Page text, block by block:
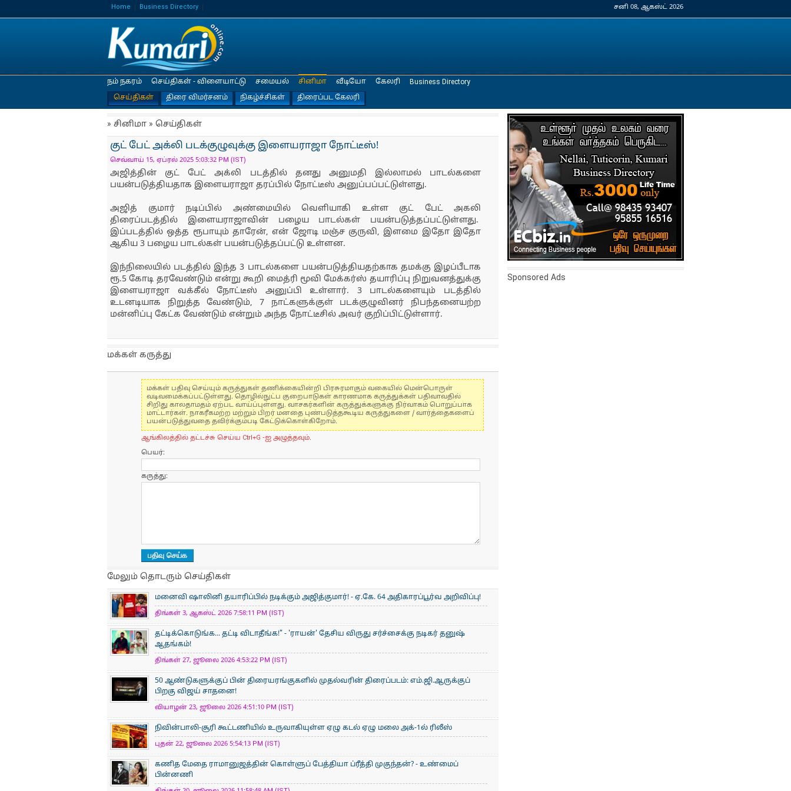
Home Business Directory சனி 08, ஆகஸ்ட் 2026
நம் நகரம் செய்திகள் - விளையாட்டு சமையல்
சினிமா
செய்திகள்
திரை விமர்சனம் நிகழ்ச்சிகள் திரைப்பட கேலரி
வீடியோ கேலரி Business Directory
» சினிமா » செய்திகள்
குட் பேட் அக்லி படக்குழுவுக்கு இளையராஜா நோட்டீஸ்!
செவ்வாய் 15, ஏப்ரல் 2025 5:03:32 PM (IST)
அஜித்தின் குட் பேட் அக்லி படத்தில் தனது அனுமதி இல்லாமல் பாடல்களை
பயன்படுத்தியதாக இளையராஜா தரப்பில் நோட்டீஸ் அனுப்பப்பட்டுள்ளது.
அஜித் குமார் நடிப்பில் அண்மையில் வெளியாகி உள்ள குட் பேட் அகலி
திரைப்படத்தில் இளையராஜாவின் பழைய பாடல்கள் பயன்படுத்தப்பட்டுள்ளது.
இப்படத்தில் ஒத்த ரூபாயும் தாரேன், என் ஜோடி மஞ்ச குருவி, இளமை இதோ இதோ
ஆகிய 3 பழைய பாடல்கள் பயன்படுத்தப்பட்டு உள்ளன.
இந்நிலையில் படத்தில் இந்த 3 பாடல்களை பயன்படுத்தியதற்காக தமக்கு இழப்பீடாக
ரூ.5 கோடி தரவேண்டும் என்று கூறி மைத்ரி மூவி மேக்கர்ஸ் தயாரிப்பு நிறுவனத்துக்கு
இளையராஜா வக்கீல் நோட்டீஸ் அனுப்பி உள்ளார். 3 பாடல்களையும் படத்தில்
உடனடியாக நிறுத்த வேண்டும், 7 நாட்களுக்குள் படக்குழுவினர் நிபந்தனையற்ற
மன்னிப்பு கேட்க வேண்டும் என்றும் அந்த நோட்டீசில் அவர் குறிப்பிட்டுள்ளார்.
மக்கள் கருத்து
மக்கள் பதிவு செய்யும் கருத்துகள் தணிக்கையின்றி பிரசுரமாகும் வகையில் மென்பொருள்
வடிவமைக்கப்பட்டுள்ளது. தொழில்நுட்ப குறைபாடுகள் காரணமாக கருத்துக்கள் பதிவாவதில்
சிறிது காலதாமதம் ஏற்பட வாய்ப்புள்ளது. வாசகர்களின் கருத்துக்களுக்கு நிர்வாகம் பொறுப்பாக
மாட்டார்கள். நாகரீகமற்ற மற்றும் பிறர் மனதை புண்படுத்தகூடிய கருத்துகளை / வார்த்தைகளைப்
பயன்படுத்துவதை தவிர்க்கும்படி கேட்டுக்கொள்கிறோம்.
ஆங்கிலத்தில் தட்டச்சு செய்ய Ctrl+G -ஐ அழுத்தவும்.
பெயர்:
கருத்து:
மேலும் தொடரும் செய்திகள்
மனைவி ஷாலினி தயாரிப்பில் நடிக்கும் அஜித்குமார்! - ஏ.கே. 64 அதிகாரப்பூர்வ அறிவிப்பு!
திங்கள் 3, ஆகஸ்ட் 2026 7:58:11 PM (IST)
தட்டிக்கொடுங்க... தட்டி விடாதீங்க!" - 'ராயன்' தேசிய விருது சர்ச்சைக்கு நடிகர் தனுஷ்
ஆதங்கம்!
திங்கள் 27, ஜூலை 2026 4:53:22 PM (IST)
50 ஆண்டுகளுக்குப் பின் திரையரங்குகளில் முதல்வரின் திரைப்படம்: எம்.ஜி.ஆருக்குப்
பிறகு விஜய் சாதனை!
வியாழன் 23, ஜூலை 2026 4:51:10 PM (IST)
நிவின்பாலி-சூரி கூட்டணியில் உருவாகியுள்ள ஏழு கடல் ஏழு மலை அக்-1ல் ரிலீஸ்
புதன் 22, ஜூலை 2026 5:54:13 PM (IST)
கணித மேதை ராமானுஜத்தின் கொள்ளுப் பேத்தியா ப்ரீத்தி முகுந்தன்? - உண்மைப்
பின்னணி
Sponsored Ads